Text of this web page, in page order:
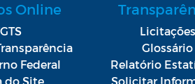
Online
Federal
do Site
Licitações
Glossário
Relatório
Solicitar